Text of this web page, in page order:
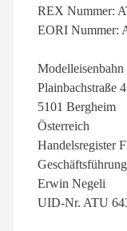
REX Nummer:
EORI Nummer:
Plainbachstraße 4
5101 Bergheim
Österreich
Handelsregister
Erwin Negeli
UID-Nr. ATU